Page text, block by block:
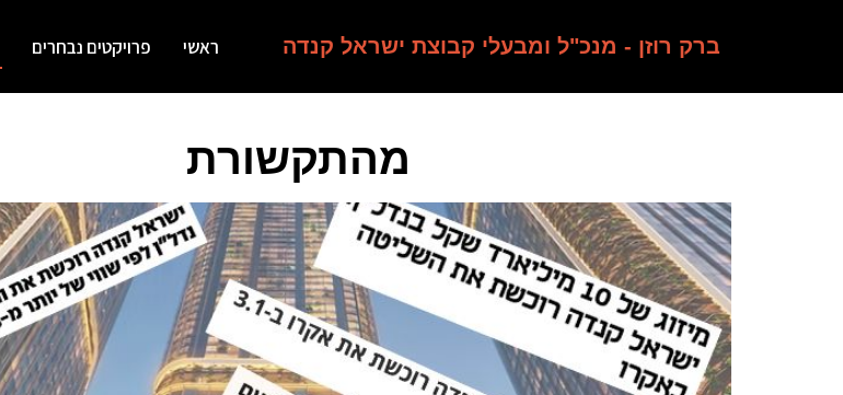
ברק רוזן - מנכ"ל ומבעלי קבוצת ישראל קנדה ראשי פרויקטים נבחרים
מהתקשורת